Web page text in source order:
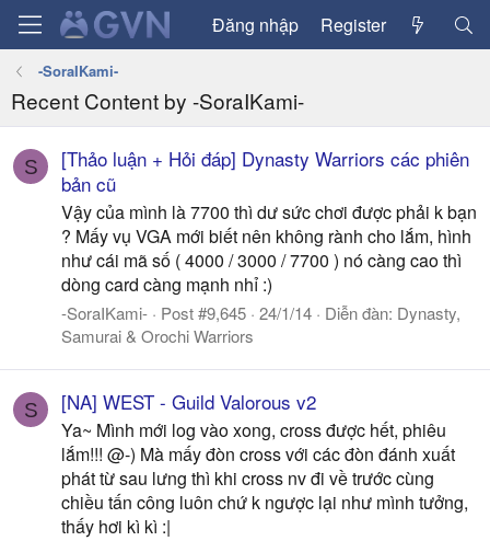
Đăng nhập Register
-SoraIKami-
Recent Content by -SoraIKami-
S
[Thảo luận + Hỏi đáp] Dynasty Warriors các phiên
bản cũ
Vậy của mình là 7700 thì dư sức chơi được phải k bạn
? Mấy vụ VGA mới biết nên không rành cho lắm, hình
như cái mã số ( 4000 / 3000 / 7700 ) nó càng cao thì
dòng card càng mạnh nhỉ :)
-SoraIKami- Post #9,645 24/1/14 Diễn đàn: Dynasty,
Samurai & Orochi Warriors
S [NA] WEST - Guild Valorous v2
Ya~ Mình mới log vào xong, cross được hết, phiêu
lắm!!! @-) Mà mấy đòn cross với các đòn đánh xuất
phát từ sau lưng thì khi cross nv đi về trước cùng
chiều tấn công luôn chứ k ngược lại như mình tưởng,
thấy hơi kì kì :|